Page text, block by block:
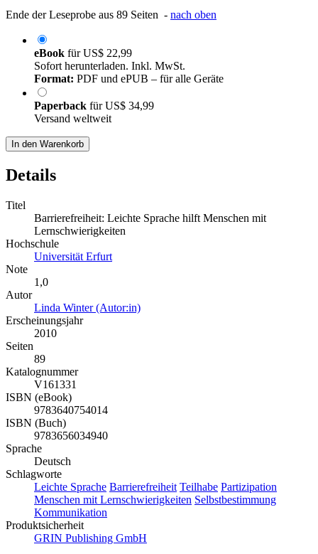
Ende der Leseprobe aus 89 Seiten - nach oben
eBook fürUS$ 22,99
Sofort herunterladen. Inkl. MwSt.
Format: PDF und ePUB – für alle Geräte
Paperback fürUS$ 34,99
Versand weltweit
In den Warenkorb
Details
Titel
Barrierefreiheit: Leichte Sprache hilft Menschen mit
Lernschwierigkeiten
Hochschule
Universität Erfurt
Note
1,0
Autor
Linda Winter (Autor:in)
Erscheinungsjahr
2010
Seiten
89
Katalognummer
V161331
ISBN (eBook)
9783640754014
ISBN (Buch)
9783656034940
Sprache
Deutsch
Schlagworte
Leichte Sprache Barrierefreiheit Teilhabe Partizipation
Menschen mit Lernschwierigkeiten Selbstbestimmung
Kommunikation
Produktsicherheit
GRIN Publishing GmbH